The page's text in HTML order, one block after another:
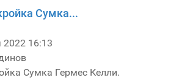
Сумка...
16:13
Сумка Гермес Келли.